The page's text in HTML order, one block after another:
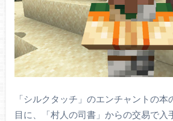
「シルクタッチ」のエンチャントの
目に、「村人の司書」からの交易で入